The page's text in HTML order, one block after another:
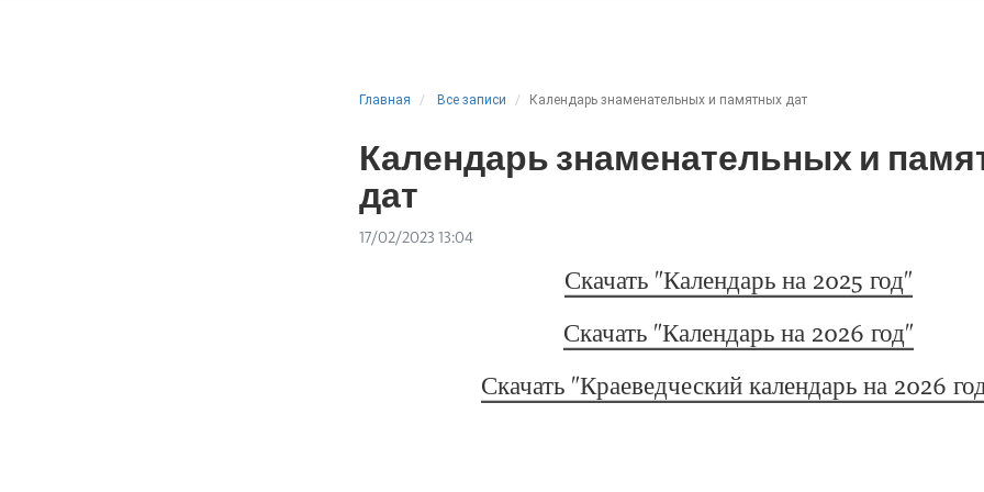
Главная Все записи Календарь знаменательных и памятных дат
Календарь знаменательных и
дат
17/02/2023 13:04
Скачать "Календарь на 2025 год"
Скачать "Календарь на 2026 год"
Скачать "Краеведческий календарь на 2026